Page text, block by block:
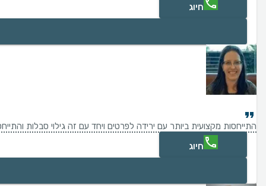
חיוג
התייחסות מקצועית ביותר עם ירידה לפרטים ויחד עם זה גילוי סבלות
חיוג